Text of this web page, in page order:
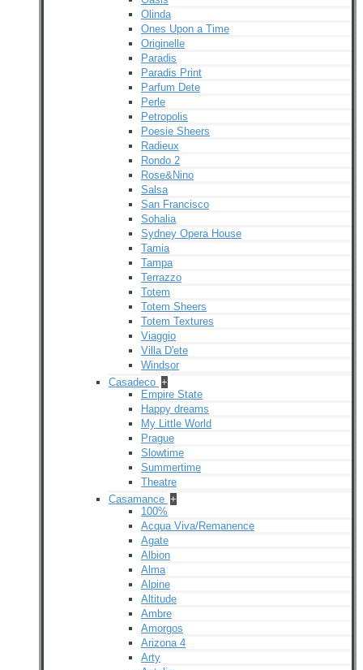
Olinda
Ones Upon a Time
Originelle
Paradis
Paradis Print
Parfum Dete
Perle
Petropolis
Poesie Sheers
Radieux
Rondo 2
Rose&Nino
Salsa
San Francisco
Sohalia
Sydney Opera House
Tamia
Tampa
Terrazzo
Totem
Totem Sheers
Totem Textures
Viaggio
Villa D'ete
Windsor
Casadeco +
Empire State
Happy dreams
My Little World
Prague
Slowtime
Summertime
Theatre
Casamance +
100%
Acqua Viva/Remanence
Agate
Albion
Alma
Alpine
Altitude
Ambre
Amorgos
Arizona 4
Arty